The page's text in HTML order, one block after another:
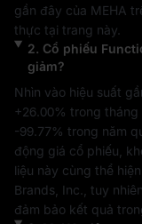
gần đây của MEHA
thực tại trang này.
2. Cổ phiếu
giảm?
Nhìn vào hiệu suất
+26.00% trong tháng
-99.77% trong năm
động giá cổ phiếu,
liệu này cùng thể
Brands, Inc.
, tuy
đảm bảo kết quả